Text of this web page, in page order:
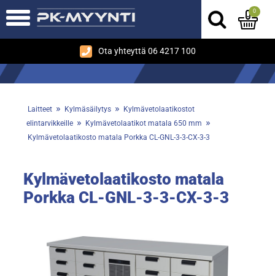
Ota yhteyttä 06 4217 100
0
Laitteet » Kylmäsäilytys »
Kylmävetolaatikostot
elintarvikkeille » Kylmävetolaatikot matala 650 mm »
Kylmävetolaatikosto matala Porkka CL-GNL-3-3-CX-3-3
Kylmävetolaatikosto matala
Porkka CL-GNL-3-3-CX-3-3